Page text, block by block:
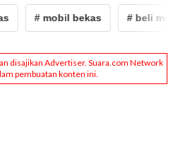
# mobil bekas # beli mobil